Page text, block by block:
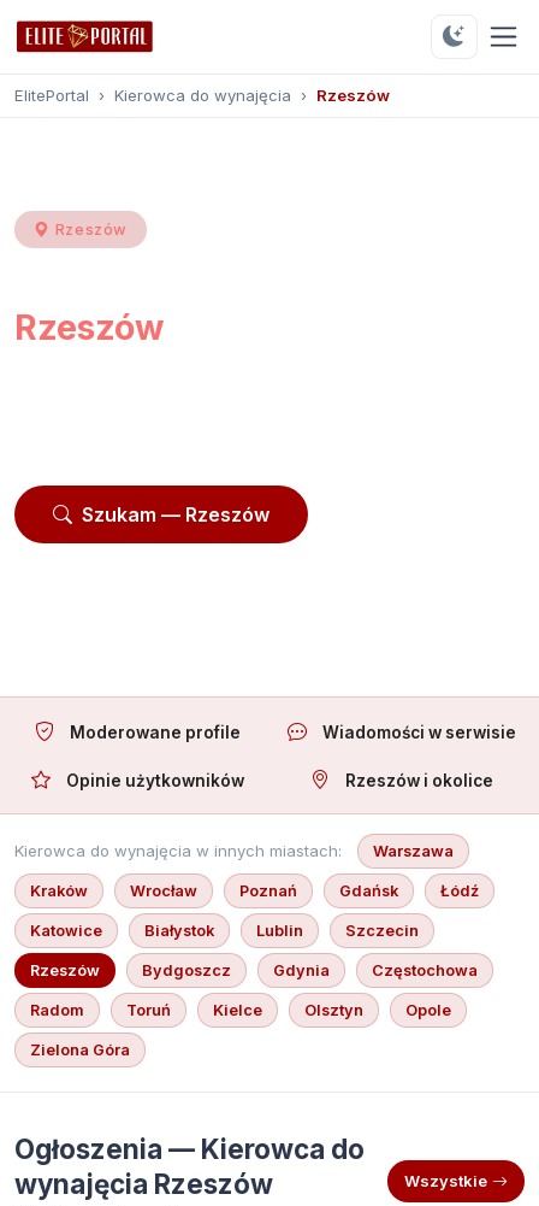
ElitePortal › Kierowca do wynajęcia › Rzeszów
Rzeszów
Rzeszów
Szukam — Rzeszów
Moderowane profile Wiadomości w serwisie
Opinie użytkowników Rzeszów i okolice
Kierowca do wynajęcia w innych miastach: Warszawa
Kraków Wrocław Poznań Gdańsk Łódź
Katowice Białystok Lublin Szczecin
Rzeszów Bydgoszcz Gdynia Częstochowa
Radom Toruń Kielce Olsztyn Opole
Zielona Góra
Ogłoszenia — Kierowca do
wynajęcia Rzeszów
Wszystkie